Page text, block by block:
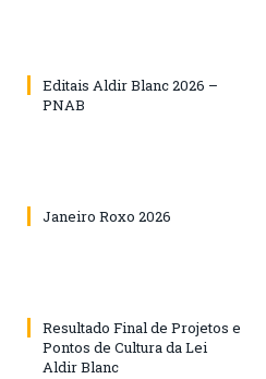
Editais Aldir Blanc 2026 –
PNAB
Janeiro Roxo 2026
Resultado Final de Projetos e
Pontos de Cultura da Lei
Aldir Blanc